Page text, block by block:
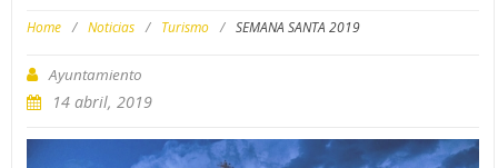
Home / Noticias / Turismo / SEMANA SANTA 2019
Ayuntamiento
14 abril, 2019